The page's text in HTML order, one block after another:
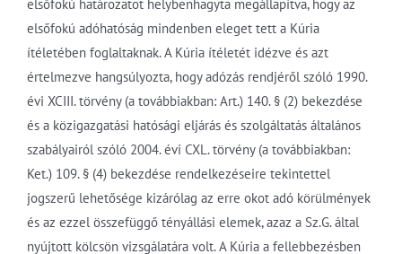
elsőfokú határozatot helybenhagyta megállapítva, hogy az
elsőfokú adóhatóság mindenben eleget tett a Kúria
ítéletében foglaltaknak. A Kúria ítéletét idézve és azt
értelmezve hangsúlyozta, hogy adózás rendjéről szóló 1990.
évi XCIII. törvény (a továbbiakban: Art.) 140. § (2) bekezdése
és a közigazgatási hatósági eljárás és szolgáltatás általános
szabályairól szóló 2004. évi CXL. törvény (a továbbiakban:
Ket.) 109. § (4) bekezdése rendelkezéseire tekintettel
jogszerű lehetősége kizárólag az erre okot adó körülmények
és az ezzel összefüggő tényállási elemek, azaz a Sz.G. által
nyújtott kölcsön vizsgálatára volt. A Kúria a fellebbezésben